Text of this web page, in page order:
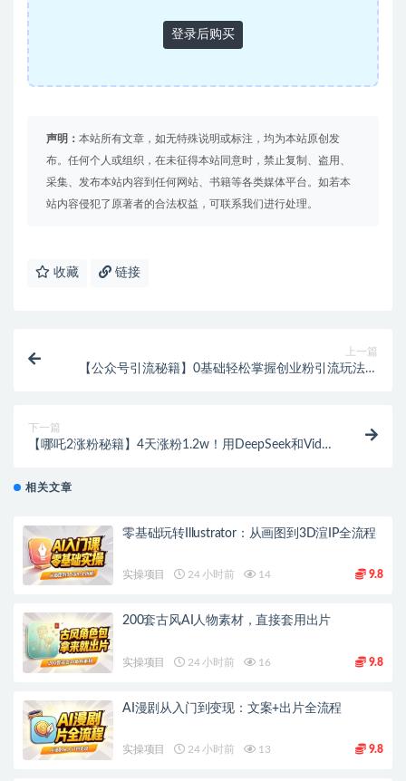
登录后购买
声明： 本站所有文章，如无特殊说明或标注，均为本站原创发
布。任何个人或组织，在未征得本站同意时，禁止复制、盗用、
采集、发布本站内容到任何网站、书籍等各类媒体平台。如若本
站内容侵犯了原著者的合法权益，可联系我们进行处理。
收藏 链接
上一篇
【公众号引流秘籍】0基础轻松掌握创业粉引流玩法，
下一篇
【哪吒2涨粉秘籍】4天涨粉1.2w！用DeepSeek和Vidu
相关文章
零基础玩转Illustrator：从画图到3D渲IP全流程
实操项目 24 小时前 14 9.8
200套古风AI人物素材，直接套用出片
实操项目 24 小时前 16 9.8
AI漫剧从入门到变现：文案+出片全流程
实操项目 24 小时前 13 9.8